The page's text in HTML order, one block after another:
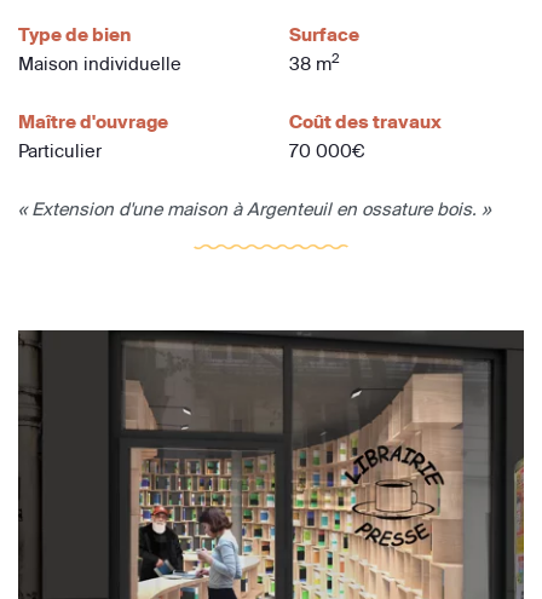
Type de bien
Maison individuelle
Surface
38 m2
Maître d'ouvrage
Particulier
Coût des travaux
70 000€
« Extension d'une maison à Argenteuil en ossature bois. »